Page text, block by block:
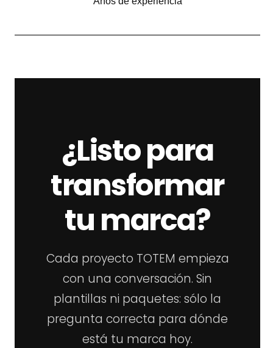
¿Listo para
transformar
tu marca?
Cada proyecto TOTEM empieza
con una conversación. Sin
plantillas ni paquetes: sólo la
pregunta correcta para dónde
está tu marca hoy.